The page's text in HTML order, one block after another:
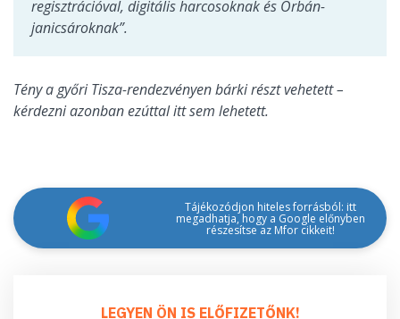
regisztrációval, digitális harcosoknak és Orbán-
janicsároknak”.
Tény a győri Tisza-rendezvényen bárki részt vehetett –
kérdezni azonban ezúttal itt sem lehetett.
Tájékozódjon hiteles forrásból: itt
megadhatja, hogy a Google előnyben
részesítse az Mfor cikkeit!
LEGYEN ÖN IS ELŐFIZETŐNK!